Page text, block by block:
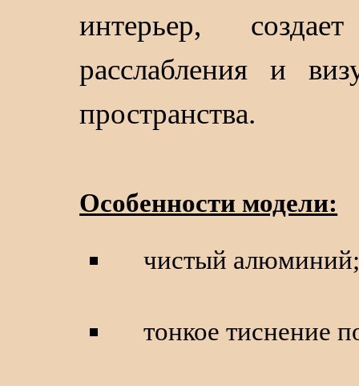
интерьер,
расслабления и
пространства.
Особенности модели:
чистый
тонкое тиснение